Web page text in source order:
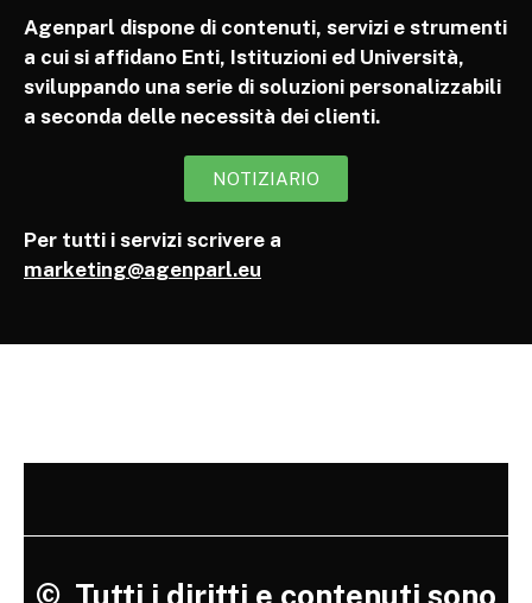
Agenparl dispone di contenuti, servizi e strumenti
a cui si affidano Enti, Istituzioni ed Università,
sviluppando una serie di soluzioni personalizzabili
a seconda delle necessità dei clienti.
NOTIZIARIO
Per tutti i servizi scrivere a
marketing@agenparl.eu
© Tutti i diritti e contenuti sono